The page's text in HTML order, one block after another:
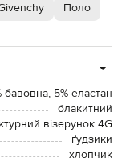
Поло
5% еластан
блакитний
візерунок 4G
ґудзики